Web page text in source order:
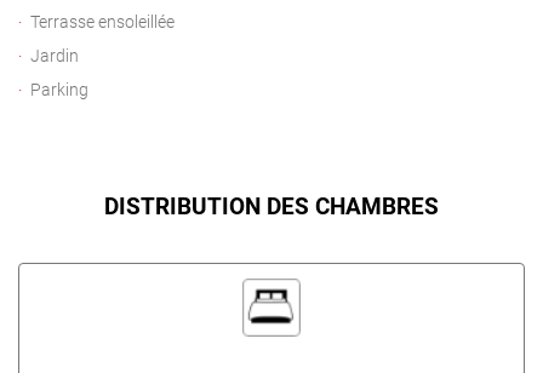
Terrasse ensoleillée
Jardin
Parking
DISTRIBUTION DES CHAMBRES